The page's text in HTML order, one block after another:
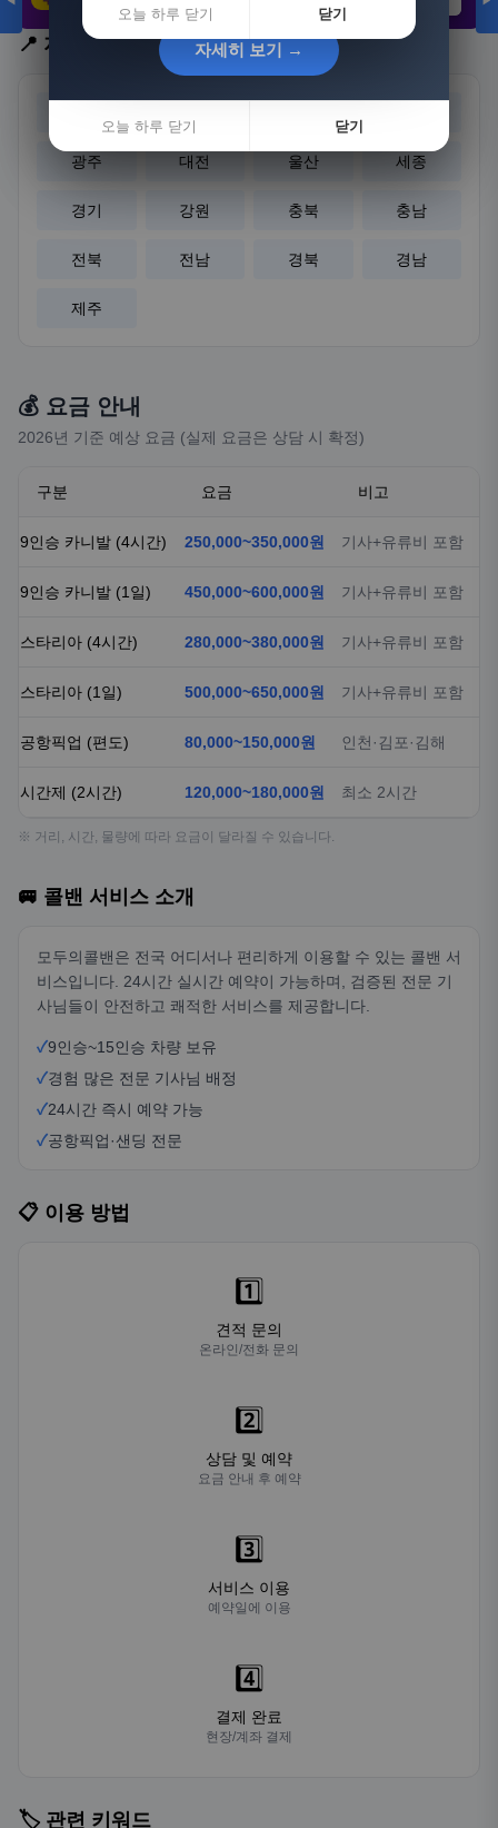
3,308원
📍 지역 선택
광주 대전 울산 세종
경기 강원 충북 충남
전북 전남 경북 경남
제주
💰 요금 안내
2026년 기준 예상 요금 (실제 요금은 상담 시 확정)
구분 요금 비고
9인승 카니발 (4시간) 250,000~350,000원 기사+유류비 포함
9인승 카니발 (1일) 450,000~600,000원 기사+유류비 포함
스타리아 (4시간) 280,000~380,000원 기사+유류비 포함
스타리아 (1일) 500,000~650,000원 기사+유류비 포함
공항픽업 (편도) 80,000~150,000원 인천·김포·김해
시간제 (2시간) 120,000~180,000원 최소 2시간
※ 거리, 시간, 물량에 따라 요금이 달라질 수 있습니다.
🚐 콜밴 서비스 소개
모두의콜밴은 전국 어디서나 편리하게 이용할 수 있는 콜밴 서
비스입니다. 24시간 실시간 예약이 가능하며, 검증된 전문 기
사님들이 안전하고 쾌적한 서비스를 제공합니다.
✓9인승~15인승 차량 보유
✓경험 많은 전문 기사님 배정
✓24시간 즉시 예약 가능
✓공항픽업·샌딩 전문
📋 이용 방법
1️⃣
견적 문의
온라인/전화 문의
2️⃣
상담 및 예약
요금 안내 후 예약
3️⃣
서비스 이용
예약일에 이용
4️⃣
결제 완료
현장/계좌 결제
🏷️ 관련 키워드
오늘 하루 닫기 닫기
자세히 보기 →
오늘 하루 닫기 닫기
자세히 보기 →
오늘 하루 닫기 닫기